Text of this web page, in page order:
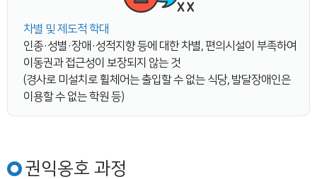
차별 및 제도적 학대
인종·성별·장애·성적지향 등에 대한 차별, 편의시설이 부족하여
이동권과 접근성이 보장되지 않는 것
(경사로 미설치로 휠체어는 출입할 수 없는 식당, 발달장애인은
이용할 수 없는 학원 등)
권익옹호 과정